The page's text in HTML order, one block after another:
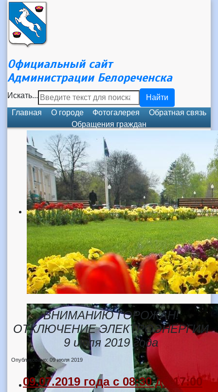
Официальный сайт
Администрации Белореченска
Искать...
Найти
Главная
О городе Фотогалерея
Обратная связь
Обращения граждан
ВНИМАНИЮ ГОРОЖАН!
ОТКЛЮЧЕНИЕ ЭЛЕКТРОЭНЕРГИИ
9 июля 2019 года
Опубликовано: 09 июля 2019
09.07.2019 года с 08:30 до 17:00